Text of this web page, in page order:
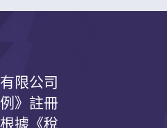
限公司
》註冊
據《稅